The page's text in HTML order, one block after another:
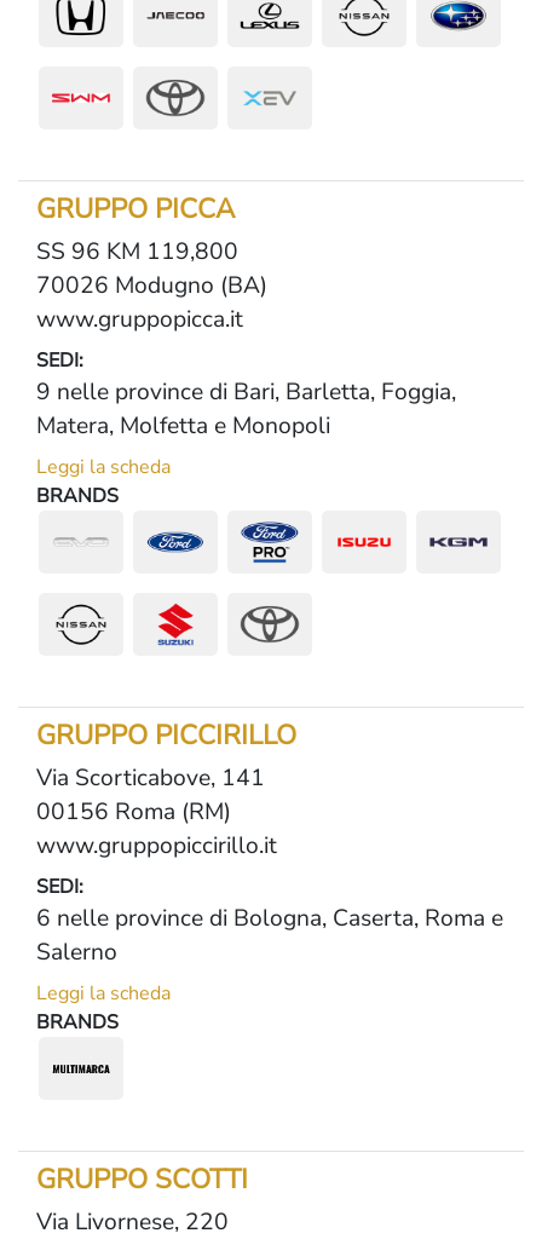
GRUPPO PICCA
SS 96 KM 119,800
70026 Modugno (BA)
www.gruppopicca.it
SEDI:
9 nelle province di Bari, Barletta, Foggia,
Matera, Molfetta e Monopoli
Leggi la scheda
BRANDS
GRUPPO PICCIRILLO
Via Scorticabove, 141
00156 Roma (RM)
www.gruppopiccirillo.it
SEDI:
6 nelle province di Bologna, Caserta, Roma e
Salerno
Leggi la scheda
BRANDS
GRUPPO SCOTTI
Via Livornese, 220